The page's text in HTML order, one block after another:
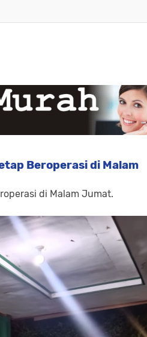
Beroperasi di Malam
di Malam Jumat.